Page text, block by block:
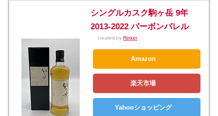
シングルカスク駒ヶ岳 9年
2013-2022 バーボンバレル
created by Rinker
Amazon
楽天市場
Yahooショッピング